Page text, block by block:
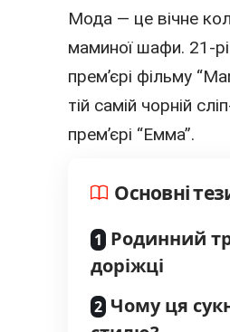
Мода — це вічне
маминої шафи. 21-
прем’єрі фільму
тій самій чорній
прем’єрі “Емма”.
Основні
Родинний
доріжці
Чому ця